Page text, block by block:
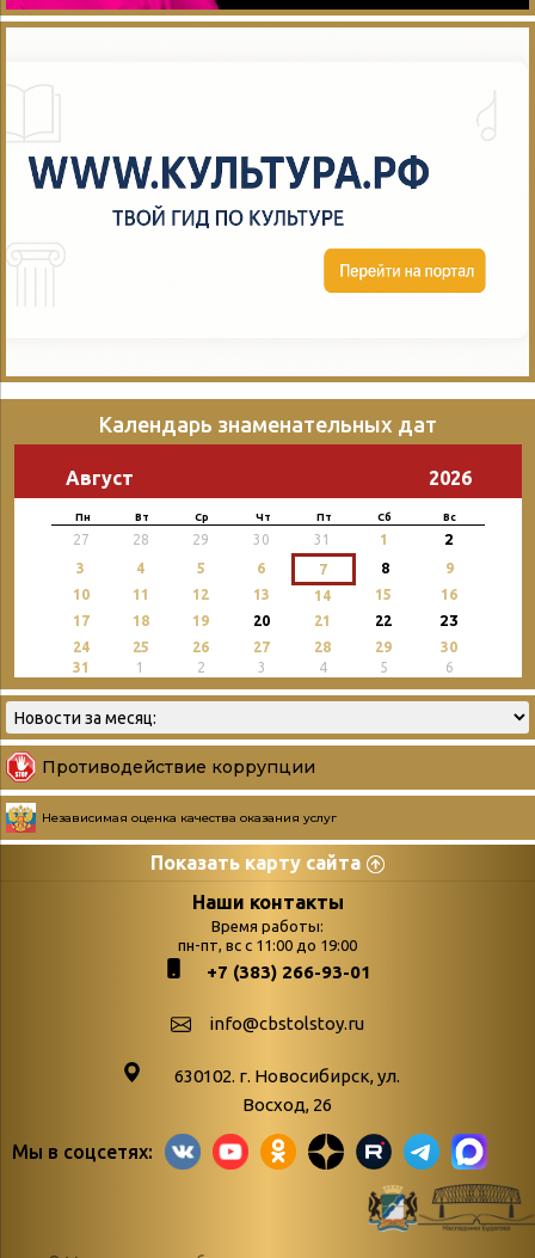
Календарь знаменательных дат
Август 2026
Пн Вт Ср Чт Пт Сб Вс
27 28 29 30 31 1 2
3 4 5 6 7 8
9
10
11 12 13 14 15
16
17
18 19 20 21 22 23
24 25 26 27 28 29
30
31
1 2 3 4 5 6
Противодействие коррупции
Независимая оценка качества оказания услуг
Показать карту сайта
Страницы
podvedenie-itogov-festivalya-
paskhalnaya-palitra
Библионочь – как ярмарка точь-в-
поступлений
Война. Народ.
живые»
«Мне всё
снятся
Наши контакты
Время работы:
пн-пт, вс с 11:00 до 19:00
+7 (383) 266-93-01
info@cbstolstoy.ru
630102. г. Новосибирск, ул.
Восход, 26
Мы в соцсетях: